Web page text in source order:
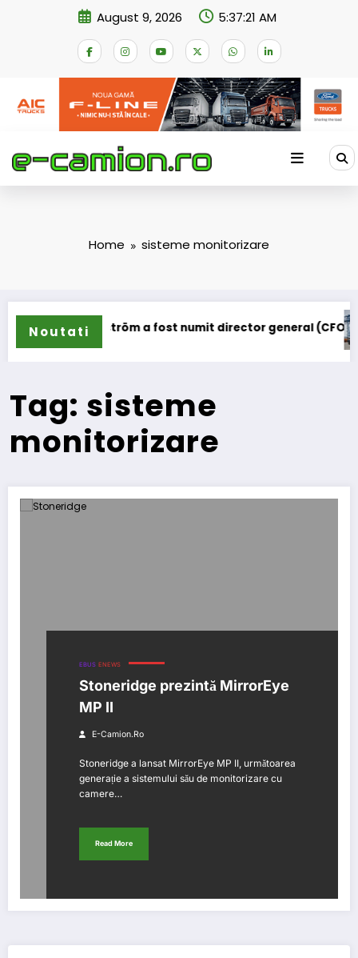
August 9, 2026 5:37:21 AM
Home sisteme monitorizare
Noutati
Lars Ljungström a fost numit director general (CFO)
Tag: sisteme
monitorizare
EBUS ENEWS
Stoneridge prezintă MirrorEye
MP II
E-Camion.ro
Stoneridge a lansat MirrorEye MP II, următoarea
generație a sistemului său de monitorizare cu
camere…
Read More